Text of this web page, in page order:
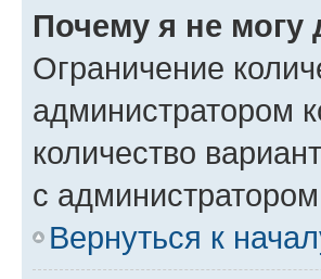
Почему я не могу
Ограничение
администратором
количество
с
Вернуться к